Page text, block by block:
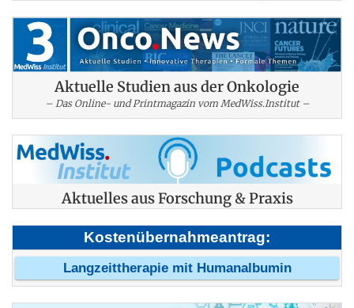
Aktuelle Studien aus der Onkologie
– Das Online- und Printmagazin vom MedWiss.Institut –
Aktuelles aus Forschung & Praxis
Kostenübernahmeantrag:
Langzeittherapie mit Humanalbumin